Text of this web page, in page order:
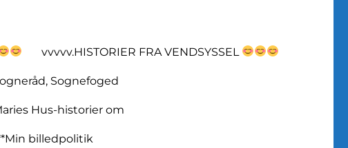
vvvvv.HISTORIER FRA VENDSYSSEL
Sognefoged
Hus-historier om
billedpolitik